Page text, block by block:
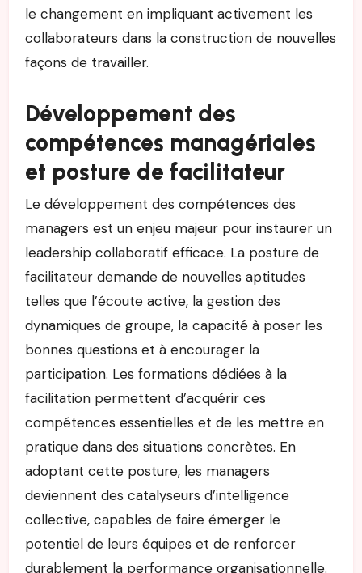
le changement en impliquant activement les
collaborateurs dans la construction de nouvelles
façons de travailler.
Développement des
compétences managériales
et posture de facilitateur
Le développement des compétences des
managers est un enjeu majeur pour instaurer un
leadership collaboratif efficace. La posture de
facilitateur demande de nouvelles aptitudes
telles que l’écoute active, la gestion des
dynamiques de groupe, la capacité à poser les
bonnes questions et à encourager la
participation. Les formations dédiées à la
facilitation permettent d’acquérir ces
compétences essentielles et de les mettre en
pratique dans des situations concrètes. En
adoptant cette posture, les managers
deviennent des catalyseurs d’intelligence
collective, capables de faire émerger le
potentiel de leurs équipes et de renforcer
durablement la performance organisationnelle.